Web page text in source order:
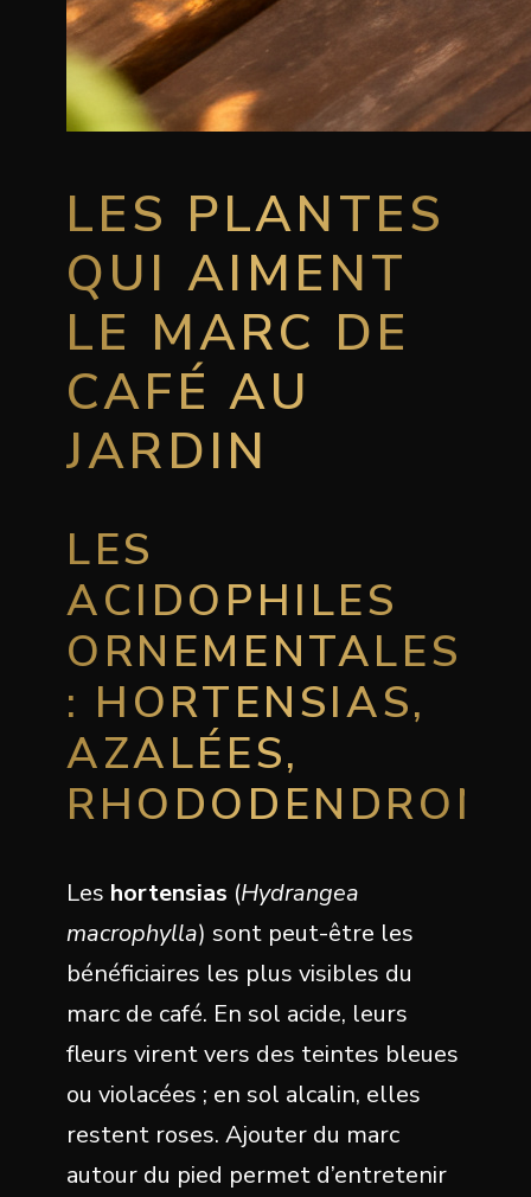
LES PLANTES
QUI AIMENT
LE MARC DE
CAFÉ AU
JARDIN
LES
ACIDOPHILES
ORNEMENTALES
: HORTENSIAS,
AZALÉES,
RHODODENDRONS
Les hortensias (Hydrangea
macrophylla) sont peut-être les
bénéficiaires les plus visibles du
marc de café. En sol acide, leurs
fleurs virent vers des teintes bleues
ou violacées ; en sol alcalin, elles
restent roses. Ajouter du marc
autour du pied permet d’entretenir